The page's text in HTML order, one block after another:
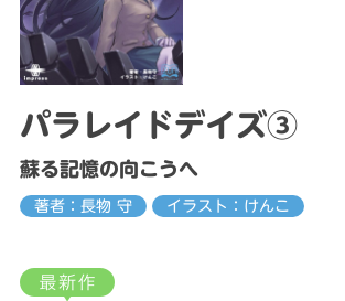
パラレイドデイズ③
蘇る記憶の向こうへ
著者：長物 守 イラスト：けんこ